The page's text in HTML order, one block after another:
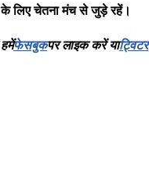
केलिएचेतनामंचसेजुड़ेरहें।
हमेंफेसबुकपर लाइक करें याट्विटर